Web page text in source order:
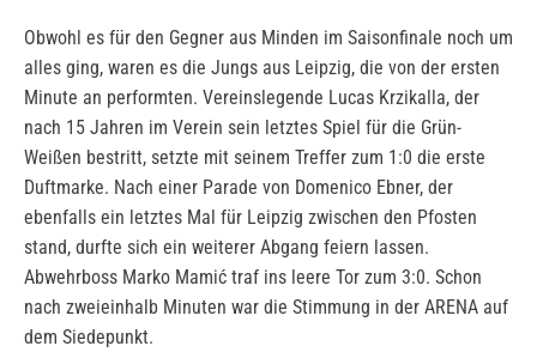
Obwohl es für den Gegner aus Minden im Saisonfinale noch um
alles ging, waren es die Jungs aus Leipzig, die von der ersten
Minute an performten. Vereinslegende Lucas Krzikalla, der
nach 15 Jahren im Verein sein letztes Spiel für die Grün-
Weißen bestritt, setzte mit seinem Treffer zum 1:0 die erste
Duftmarke. Nach einer Parade von Domenico Ebner, der
ebenfalls ein letztes Mal für Leipzig zwischen den Pfosten
stand, durfte sich ein weiterer Abgang feiern lassen.
Abwehrboss Marko Mamić traf ins leere Tor zum 3:0. Schon
nach zweieinhalb Minuten war die Stimmung in der ARENA auf
dem Siedepunkt.